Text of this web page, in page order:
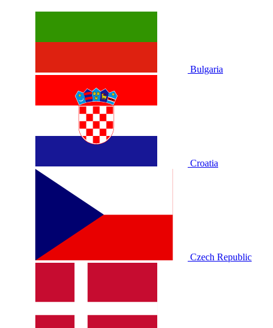
Bulgaria
Croatia
Czech Republic